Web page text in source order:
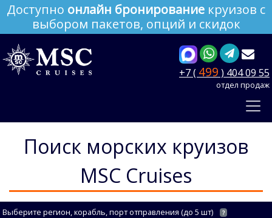
Доступно онлайн бронирование круизов с
выбором пакетов, опций и скидок
+7 ( 499 ) 404 09 55
отдел продаж
Поиск морских круизов
MSC Cruises
Выберите регион, корабль, порт отправления (до 5 шт) ?